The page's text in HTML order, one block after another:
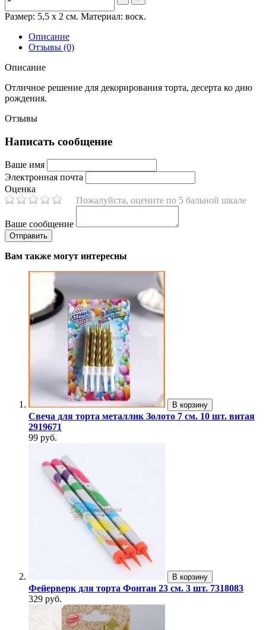
Размер: 5,5 х 2 см. Материал: воск.
Описание
Отзывы (0)
Описание
Отличное решение для декорирования торта, десерта ко дню
рождения.
Отзывы
Написать сообщение
Ваше имя
Электронная почта
Оценка
Пожалуйста, оцените по 5 бальной шкале
Ваше сообщение
Вам также могут интересны
В корзину
Свеча для торта металлик Золото 7 см. 10 шт. витая
2919671
99 руб.
В корзину
Фейерверк для торта Фонтан 23 см. 3 шт. 7318083
329 руб.